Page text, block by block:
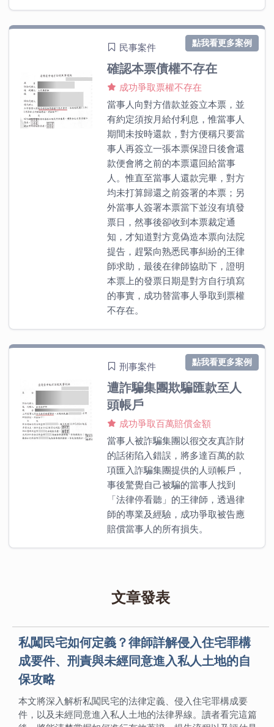
民事案件
確認本票債權不存在
成功爭取票權不存在
當事人向對方借款並簽立本票，並
有約定須按月給付利息，惟當事人
期間未按時還款，對方便稱只要當
事人再簽立一張本票保證日後會還
款便會將之前的本票還回給當事
人。惟直至當事人還款完畢，對方
均未打算歸還之前簽署的本票；另
外當事人簽署本票當下並沒有填發
票日，然事後卻收到本票裁定通
知，才知道對方竟偽造本票向法院
提告，趕緊向熟悉民事糾紛的王律
師求助，最後在律師協助下，證明
本票上的發票日期是對方自行填寫
的事實，成功替當事人爭取到票權
不存在。
點我看更多案例
刑事案件
遭詐騙集團欺騙匯款至人
頭帳戶
成功爭取百萬賠償金額
當事人被詐騙集團以徦交友真詐財
的話術陷入錯誤，將多達百萬的款
項匯入詐騙集團提供的人頭帳戶，
事後驚覺自己被騙的當事人找到
「法律停看聽」的王律師，透過律
師的專業及經驗，成功爭取被告應
賠償當事人的所有損失。
點我看更多案例
文章發表
私闖民宅如何定義？律師詳解侵入住宅罪構
成要件、刑責與未經同意進入私人土地的自
保攻略
本文將深入解析私闖民宅的法律定義、侵入住宅罪構成要
件，以及未經同意進入私人土地的法律界線。讀者看完這篇